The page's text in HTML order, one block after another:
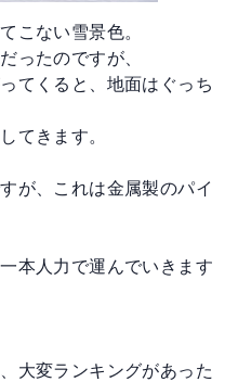
こない雪景色。
ったのですが、
てくると、地面はぐっち
てきます。
が、これは金属製のパイ
本人力で運んでいきます
大変ランキングがあった